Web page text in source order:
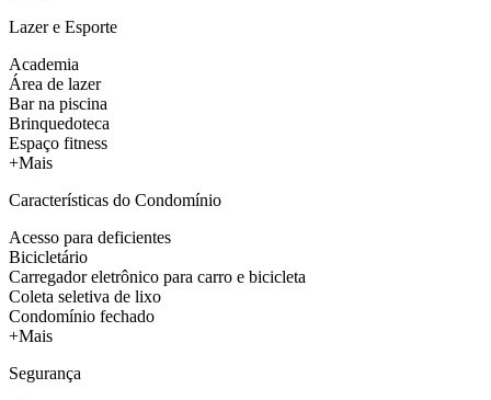
Lazer e Esporte
Academia
Área de lazer
Bar na piscina
Brinquedoteca
Espaço fitness
+Mais
Características do Condomínio
Acesso para deficientes
Bicicletário
Carregador eletrônico para carro e bicicleta
Coleta seletiva de lixo
Condomínio fechado
+Mais
Segurança